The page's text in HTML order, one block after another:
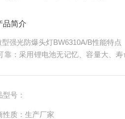
品简介
型强光防爆头灯BW6310A/B性能特点
靠：采用锂电池无记忆、容量大、
型号：
性质：生产厂家